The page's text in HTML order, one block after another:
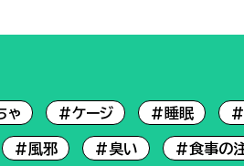
ゃ #ケージ #睡眠 #
#風邪 #臭い #食事の